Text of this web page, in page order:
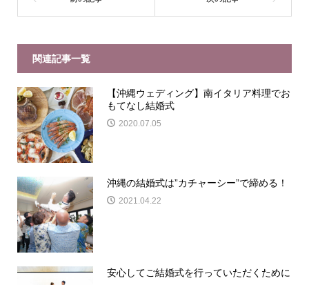
関連記事一覧
【沖縄ウェディング】南イタリア料理でお
もてなし結婚式
2020.07.05
沖縄の結婚式は”カチャーシー”で締める！
2021.04.22
安心してご結婚式を行っていただくために